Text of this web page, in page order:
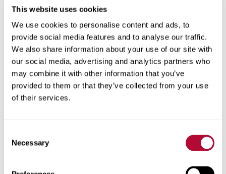
This website uses cookies
We use cookies to personalise content and ads, to
provide social media features and to analyse our traffic.
We also share information about your use of our site with
our social media, advertising and analytics partners who
may combine it with other information that you’ve
provided to them or that they’ve collected from your use
of their services.
Selection
Necessary
الولاية/المقاطعة
الرمز البريدي